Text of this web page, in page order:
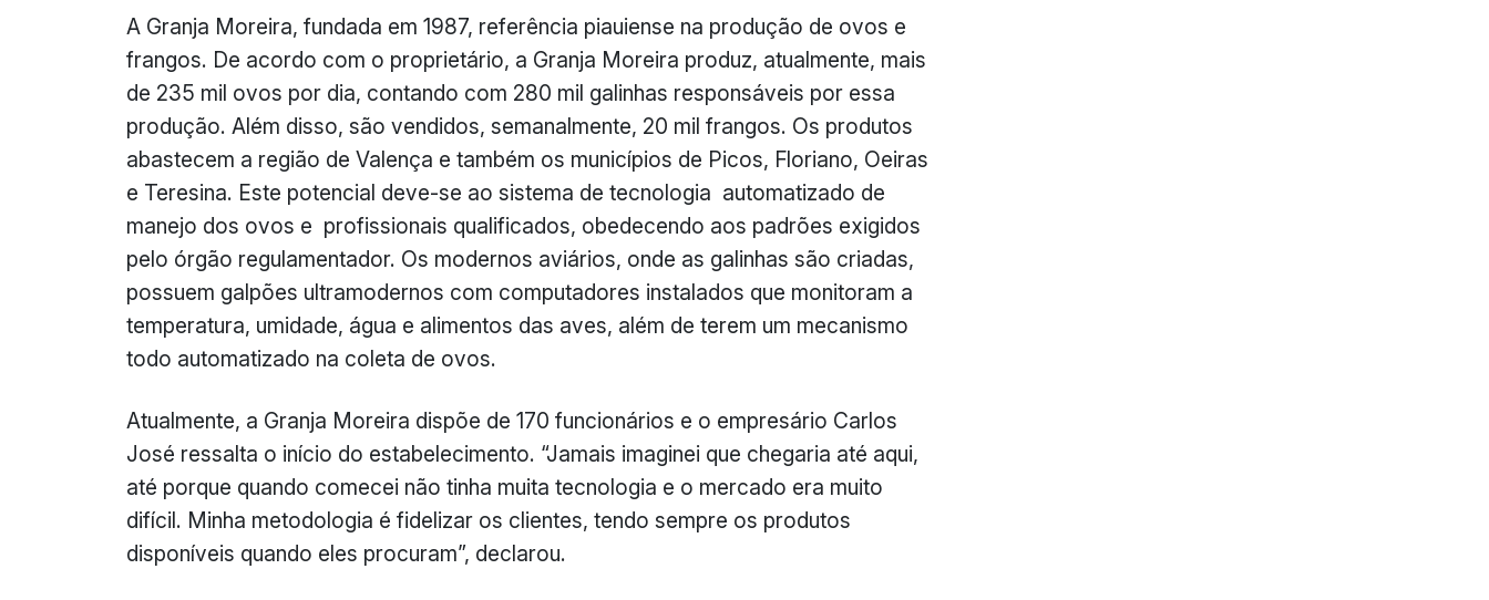
A Granja Moreira, fundada em 1987, referência piauiense na produção de ovos e
frangos. De acordo com o proprietário, a Granja Moreira produz, atualmente, mais
de 235 mil ovos por dia, contando com 280 mil galinhas responsáveis por essa
produção. Além disso, são vendidos, semanalmente, 20 mil frangos. Os produtos
abastecem a região de Valença e também os municípios de Picos, Floriano, Oeiras
e Teresina. Este potencial deve-se ao sistema de tecnologia automatizado de
manejo dos ovos e profissionais qualificados, obedecendo aos padrões exigidos
pelo órgão regulamentador. Os modernos aviários, onde as galinhas são criadas,
possuem galpões ultramodernos com computadores instalados que monitoram a
temperatura, umidade, água e alimentos das aves, além de terem um mecanismo
todo automatizado na coleta de ovos.
Atualmente, a Granja Moreira dispõe de 170 funcionários e o empresário Carlos
José ressalta o início do estabelecimento. “Jamais imaginei que chegaria até aqui,
até porque quando comecei não tinha muita tecnologia e o mercado era muito
difícil. Minha metodologia é fidelizar os clientes, tendo sempre os produtos
disponíveis quando eles procuram”, declarou.